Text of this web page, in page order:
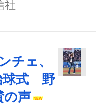
社
チェ、
球式 野
の声